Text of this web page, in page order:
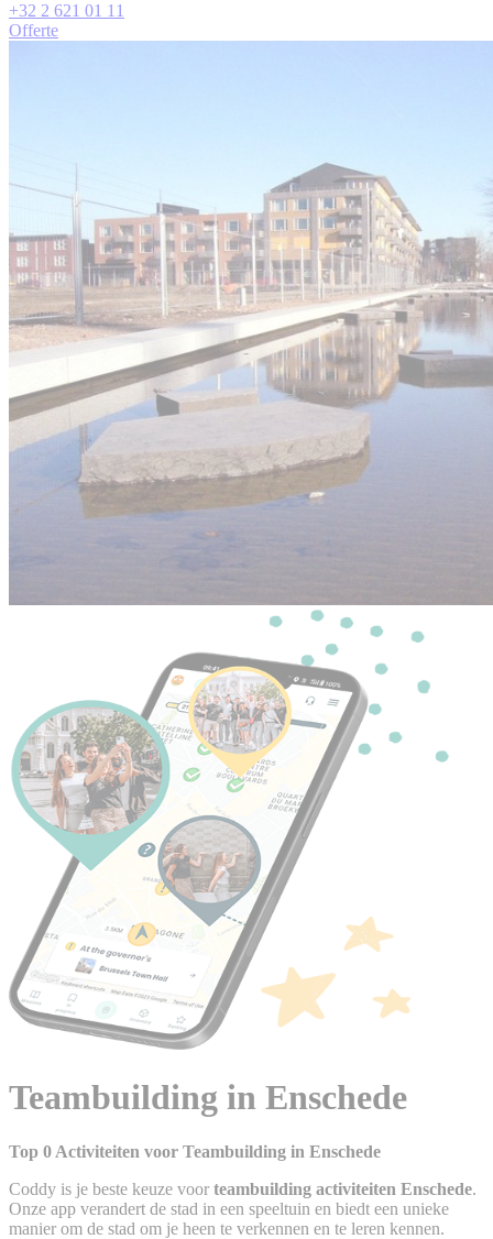
+32 2 621 01 11
Offerte
Teambuilding in Enschede
Top 0 Activiteiten voor Teambuilding in Enschede
Coddy is je beste keuze voor teambuilding activiteiten Enschede.
Onze app verandert de stad in een speeltuin en biedt een unieke
manier om de stad om je heen te verkennen en te leren kennen.